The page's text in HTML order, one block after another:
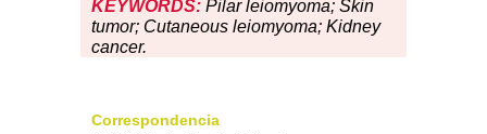
KEYWORDS: Pilar leiomyoma; Skin
tumor; Cutaneous leiomyoma; Kidney
cancer.
Correspondencia